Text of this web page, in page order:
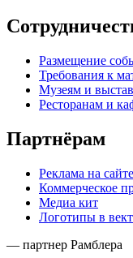
Размещение
Требования к
Музеям и
Ресторанам и
Партнёрам
Реклама на сайте
Коммерческое
Медиа кит
Логотипы в
— партнер Рамблера